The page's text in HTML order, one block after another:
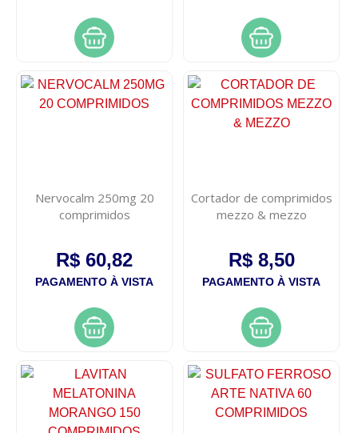
Nervocalm 250mg 20
comprimidos
R$ 60,82
PAGAMENTO À VISTA
Cortador de comprimidos
mezzo & mezzo
R$ 8,50
PAGAMENTO À VISTA